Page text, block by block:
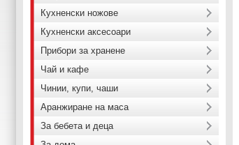
Кухненски ножове
Кухненски аксесоари
Прибори за хранене
Чай и кафе
Чинии, купи, чаши
Аранжиране на маса
За бебета и деца